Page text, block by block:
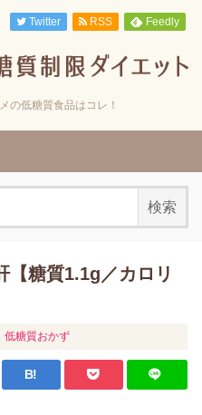
の低糖質食品はコレ！
Twitter RSS Feedly
【糖質1.1g／カロリ
低糖質おかず
B!